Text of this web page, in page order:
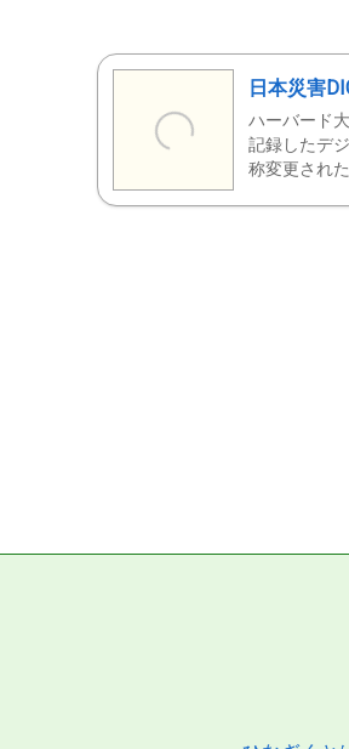
日本災害
ハーバード
記録したデ
称変更された